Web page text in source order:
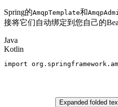
Spring的AmqpTemplate和
接将它们自动绑定到您自己的
Java
Kotlin
import
Expanded folded